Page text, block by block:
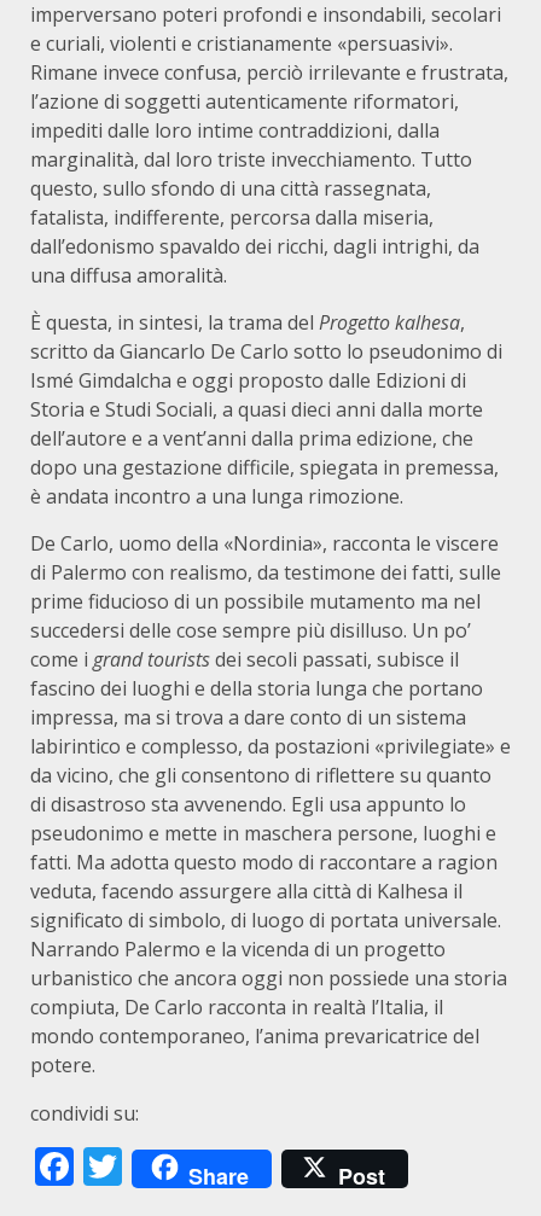
imperversano poteri profondi e insondabili, secolari
e curiali, violenti e cristianamente «persuasivi».
Rimane invece confusa, perciò irrilevante e frustrata,
l’azione di soggetti autenticamente riformatori,
impediti dalle loro intime contraddizioni, dalla
marginalità, dal loro triste invecchiamento. Tutto
questo, sullo sfondo di una città rassegnata,
fatalista, indifferente, percorsa dalla miseria,
dall’edonismo spavaldo dei ricchi, dagli intrighi, da
una diffusa amoralità.
È questa, in sintesi, la trama del Progetto kalhesa,
scritto da Giancarlo De Carlo sotto lo pseudonimo di
Ismé Gimdalcha e oggi proposto dalle Edizioni di
Storia e Studi Sociali, a quasi dieci anni dalla morte
dell’autore e a vent’anni dalla prima edizione, che
dopo una gestazione difficile, spiegata in premessa,
è andata incontro a una lunga rimozione.
De Carlo, uomo della «Nordinia», racconta le viscere
di Palermo con realismo, da testimone dei fatti, sulle
prime fiducioso di un possibile mutamento ma nel
succedersi delle cose sempre più disilluso. Un po’
come i grand touristsdei secoli passati, subisce il
fascino dei luoghi e della storia lunga che portano
impressa, ma si trova a dare conto di un sistema
labirintico e complesso, da postazioni «privilegiate» e
da vicino, che gli consentono di riflettere su quanto
di disastroso sta avvenendo. Egli usa appunto lo
pseudonimo e mette in maschera persone, luoghi e
fatti. Ma adotta questo modo di raccontare a ragion
veduta, facendo assurgere alla città di Kalhesa il
significato di simbolo, di luogo di portata universale.
Narrando Palermo e la vicenda di un progetto
urbanistico che ancora oggi non possiede una storia
compiuta, De Carlo racconta in realtà l’Italia, il
mondo contemporaneo, l’anima prevaricatrice del
potere.
condividi su:
Facebook
Twitter
Share Post